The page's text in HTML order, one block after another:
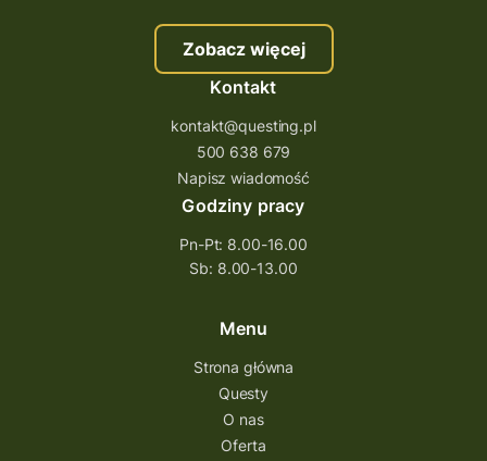
Zobacz więcej
Kontakt
kontakt@questing.pl
500 638 679
Napisz wiadomość
Godziny pracy
Pn-Pt: 8.00-16.00
Sb: 8.00-13.00
Menu
Strona główna
Questy
O nas
Oferta